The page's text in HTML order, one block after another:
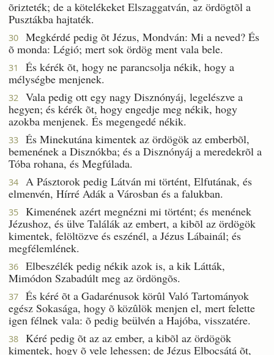
õrizteték; de a kötelékeket Elszaggatván, az ördögtõl a
Pusztákba hajtaték.
30
Megkérdé pedig õt Jézus, Mondván: Mi a neved? És
õ monda: Légió; mert sok ördög ment vala bele.
31
És kérék õt, hogy ne parancsolja nékik, hogy a
mélységbe menjenek.
32
Vala pedig ott egy nagy Disznónyáj, legelészve a
hegyen; és kérék õt, hogy engedje meg nékik, hogy
azokba menjenek. És megengedé nékik.
33
És Minekutána kimentek az ördögök az emberbõl,
bemenének a Disznókba; és a Disznónyáj a meredekrõl a
Tóba rohana, és Megfúlada.
34
A Pásztorok pedig Látván mi történt, Elfutának, és
elmenvén, Hírré Adák a Városban és a falukban.
35
Kimenének azért megnézni mi történt; és menének
Jézushoz, és ülve Találák az embert, a kibõl az ördögök
kimentek, felöltözve és eszénél, a Jézus Lábainál; és
megfélemlének.
36
Elbeszélék pedig nékik azok is, a kik Látták,
Mimódon Szabadúlt meg az ördöngõs.
37
És kéré õt a Gadarénusok körûl Való Tartományok
egész Sokasága, hogy õ közûlök menjen el, mert felette
igen félnek vala: õ pedig beülvén a Hajóba, visszatére.
38
Kéré pedig õt az az ember, a kibõl az ördögök
kimentek, hogy õ vele lehessen; de Jézus Elbocsátá õt,